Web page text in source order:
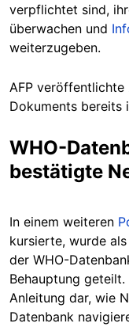
verpflichtet sind,
überwachen und
weiterzugeben.
AFP
Dokuments bereits
WHO-
bestätigte
In einem weiteren
kursierte, wurde
der WHO-
Behauptung
Anleitung dar, wie
Datenbank